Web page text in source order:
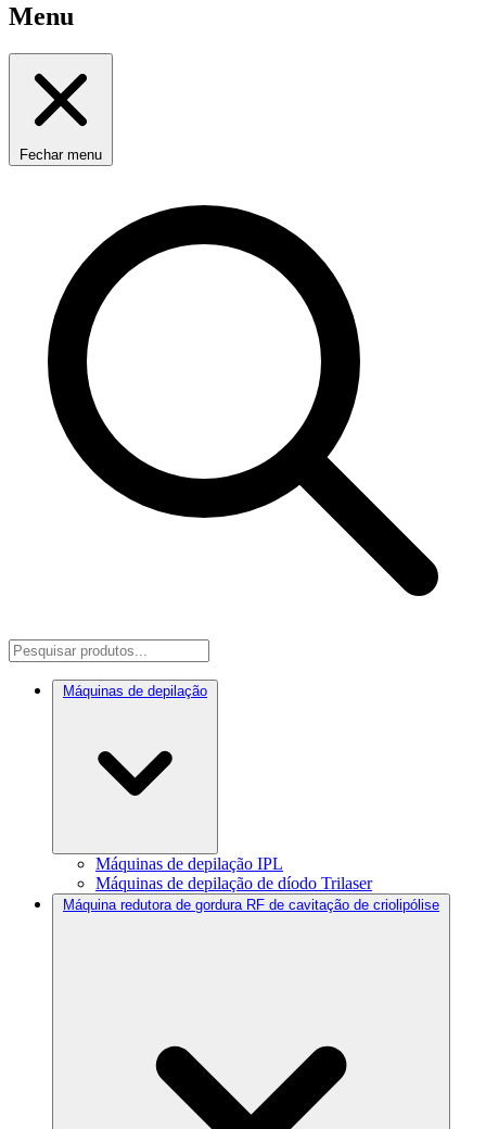
Menu
Fechar menu
Máquinas de depilação
Máquinas de depilação IPL
Máquinas de depilação de díodo Trilaser
Máquina redutora de gordura RF de cavitação de criolipólise